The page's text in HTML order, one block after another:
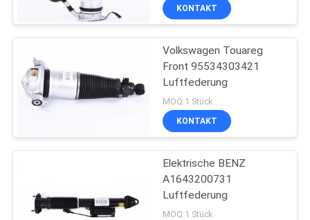
Benz Air-
Aufhängung
KONTAKT
Volkswagen Touareg
Front 95534303421
Luftfederung
MOQ:1 Stück
KONTAKT
Elektrische BENZ
A1643200731
Luftfederung
MOQ:1 Stück